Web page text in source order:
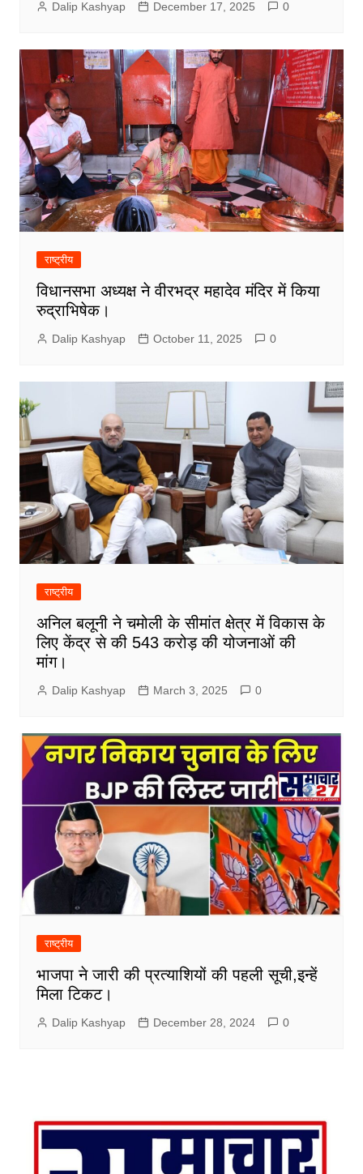
Dalip Kashyap December 17, 2025 0
राष्ट्रीय
विधानसभा अध्यक्ष ने वीरभद्र महादेव मंदिर में किया
रुद्राभिषेक।
Dalip Kashyap October 11, 2025 0
राष्ट्रीय
अनिल बलूनी ने चमोली के सीमांत क्षेत्र में विकास के
लिए केंद्र से की 543 करोड़ की योजनाओं की
मांग।
Dalip Kashyap March 3, 2025 0
राष्ट्रीय
भाजपा ने जारी की प्रत्याशियों की पहली सूची,इन्हें
मिला टिकट।
Dalip Kashyap December 28, 2024 0